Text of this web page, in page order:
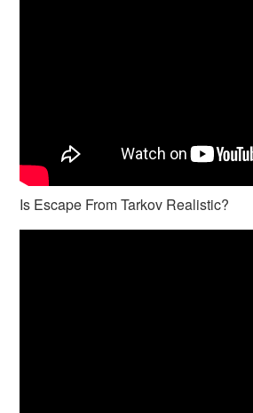
Is Escape From Tarkov Realistic?